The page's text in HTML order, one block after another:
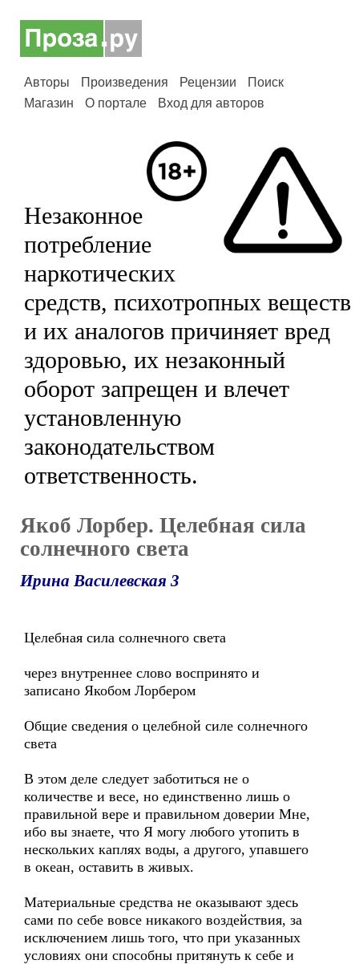
Авторы Произведения Рецензии
Поиск
Магазин
О портале Вход для авторов
Незаконное
потребление
наркотических
средств, психотропных веществ
и их аналогов причиняет вред
здоровью, их незаконный
оборот запрещен и влечет
установленную
законодательством
ответственность.
Якоб Лорбер. Целебная сила
солнечного света
Ирина Василевская 3
Целебная сила солнечного света
через внутреннее слово воспринято и
записано Якобом Лорбером
Общие сведения о целебной силе солнечного
света
В этом деле следует заботиться не о
количестве и весе, но единственно лишь о
правильной вере и правильном доверии Мне,
ибо вы знаете, что Я могу любого утопить в
нескольких каплях воды, а другого, упавшего
в океан, оставить в живых.
Материальные средства не оказывают здесь
сами по себе вовсе никакого воздействия, за
исключением лишь того, что при указанных
условиях они способны притянуть к себе и